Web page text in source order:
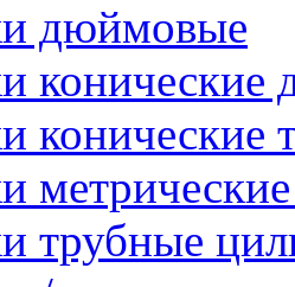
дюймовые
конические
трубные